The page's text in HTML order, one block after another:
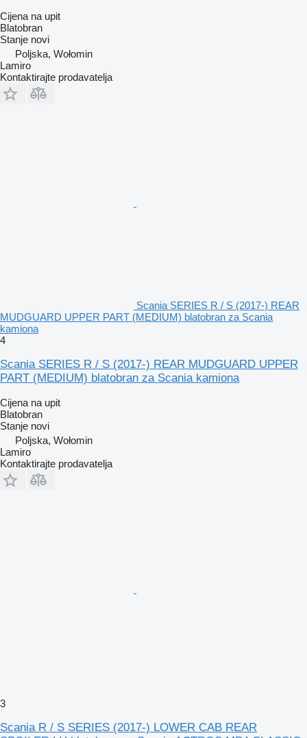
Cijena na upit
Blatobran
Stanje novi
Poljska, Wołomin
Lamiro
Kontaktirajte prodavatelja
Scania SERIES R / S (2017-) REAR
MUDGUARD UPPER PART (MEDIUM) blatobran za Scania
kamiona
4
Scania SERIES R / S (2017-) REAR MUDGUARD UPPER
PART (MEDIUM) blatobran za Scania kamiona
Cijena na upit
Blatobran
Stanje novi
Poljska, Wołomin
Lamiro
Kontaktirajte prodavatelja
3
Scania R / S SERIES (2017-) LOWER CAB REAR